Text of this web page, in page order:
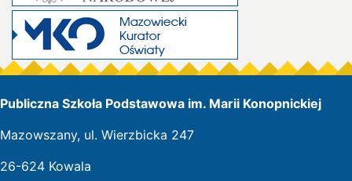
Publiczna Szkoła Podstawowa im. Marii Konopnickiej
Mazowszany, ul. Wierzbicka 247
26-624 Kowala